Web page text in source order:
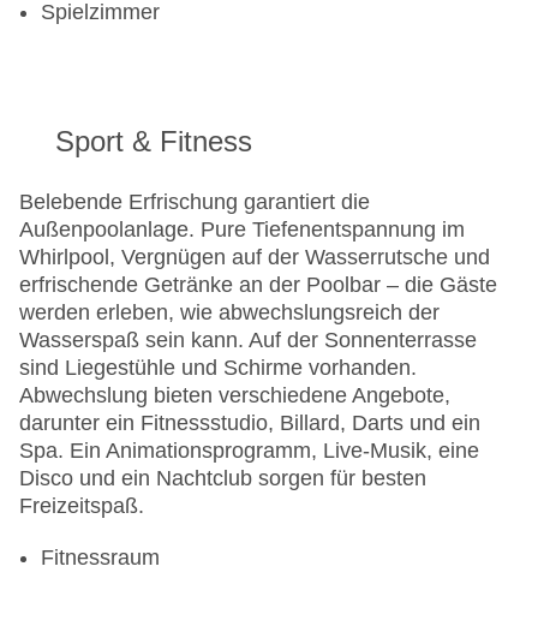
Spielzimmer
Sport & Fitness
Belebende Erfrischung garantiert die
Außenpoolanlage. Pure Tiefenentspannung im
Whirlpool, Vergnügen auf der Wasserrutsche und
erfrischende Getränke an der Poolbar – die Gäste
werden erleben, wie abwechslungsreich der
Wasserspaß sein kann. Auf der Sonnenterrasse
sind Liegestühle und Schirme vorhanden.
Abwechslung bieten verschiedene Angebote,
darunter ein Fitnessstudio, Billard, Darts und ein
Spa. Ein Animationsprogramm, Live-Musik, eine
Disco und ein Nachtclub sorgen für besten
Freizeitspaß.
Fitnessraum